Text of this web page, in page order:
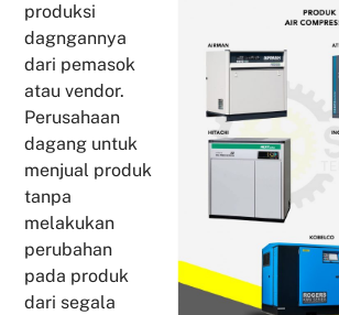
produksi
dagngannya
dari pemasok
atau vendor.
Perusahaan
dagang untuk
menjual produk
tanpa
melakukan
perubahan
pada produk
dari segala